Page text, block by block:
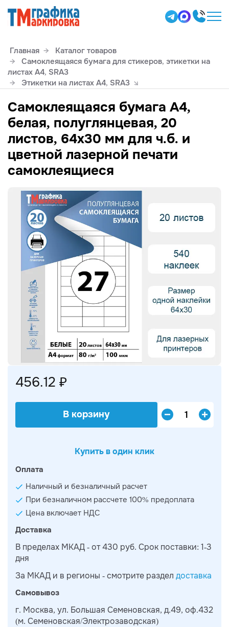
Главная
Каталог товаров
Самоклеящаяся бумага для стикеров, этикетки на
листах А4, SRА3
Этикетки на листах А4, SRА3
Самоклеящаяся бумага А4,
белая, полуглянцевая, 20
листов, 64х30 мм для ч.б. и
цветной лазерной печати
самоклеящиеся
456.12 ₽
В корзину
Купить в один клик
Оплата
Наличный и безналичный расчет
При безналичном рассчете 100% предоплата
Цена включает НДС
Доставка
В пределах МКАД - от 430 руб. Срок поставки: 1-3
дня
За МКАД и в регионы - смотрите раздел доставка
Самовывоз
г. Москва, ул. Большая Семеновская, д.49, оф.432
(м. Семеновская/Электрозаводская)